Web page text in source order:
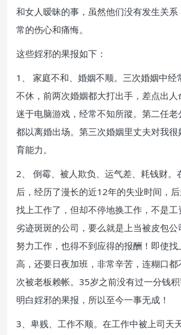
和女人暧昧的事，虽然他们没有发生关
常的伤心和痛悔。
这些婬邪的果报如下：
1、 家庭不和、婚姻不顺。三次婚姻中经
不休，前两次婚姻都大打出手，差点出
迷于电脑游戏，经常不知所蹤。第二任
都以离婚出场。第三次婚姻里丈夫对我
育能力。
2、 倒霉、被人欺负、运气差、耗钱财。
后，经历了漫长的近12年的失业时间，
找上工作了，但却不停地换工作，不是
劣迹斑斑的公司，要么就是上当被皮包
努力工作，也得不到应得的报酬！即使
高，还要日夜加班，非常辛苦，连糊口
次被老板赖帐。35岁之前没有过一分钱
明白婬邪的果报，所以至今一事无成！
3、卑贱、工作不顺。在工作中被上司天